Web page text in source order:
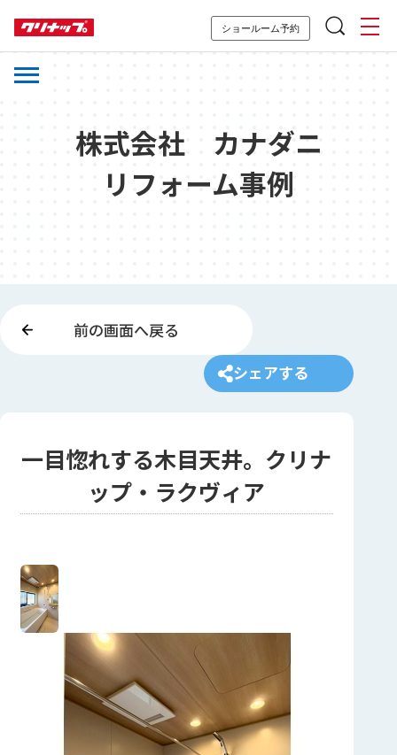
ショールーム予約
株式会社 カナダニ
リフォーム事例
前の画面へ戻る
シェアする
一目惚れする木目天井。クリナ
ップ・ラクヴィア